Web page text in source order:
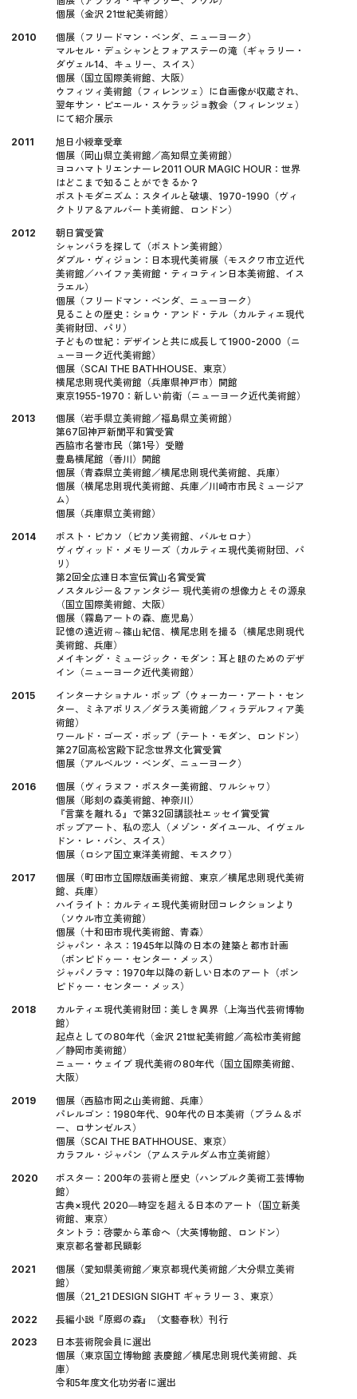
個展（金沢 21世紀美術館）
2010
個展（フリードマン・ベンダ、ニューヨーク）
マルセル・デュシャンとフォアステーの滝（ギャラリー・
ダヴェル14、キュリー、スイス）
個展（国立国際美術館、大阪）
ウフィツィ美術館（フィレンツェ）に自画像が収蔵され、
翌年サン・ピエール・スケラッジョ教会（フィレンツェ）
にて紹介展示
2011
旭日小綬章受章
個展（岡山県立美術館／高知県立美術館）
ヨコハマトリエンナーレ2011 OUR MAGIC HOUR：世界
はどこまで知ることができるか？
ポストモダニズム：スタイルと破壊、1970-1990（ヴィ
クトリア＆アルバート美術館、ロンドン）
2012
朝日賞受賞
シャンバラを探して（ボストン美術館）
ダブル・ヴィジョン：日本現代美術展（モスクワ市立近代
美術館／ハイファ美術館・ティコティン日本美術館、イス
ラエル）
個展（フリードマン・ベンダ、ニューヨーク）
見ることの歴史：ショウ・アンド・テル（カルティエ現代
美術財団、パリ）
子どもの世紀：デザインと共に成長して1900-2000（ニ
ューヨーク近代美術館）
個展（SCAI THE BATHHOUSE、東京）
横尾忠則現代美術館（兵庫県神戸市）開館
東京1955-1970：新しい前衛（ニューヨーク近代美術館）
2013
個展（岩手県立美術館／福島県立美術館）
第67回神戸新聞平和賞受賞
西脇市名誉市民（第1号）受贈
豊島横尾館（香川）開館
個展（青森県立美術館／横尾忠則現代美術館、兵庫）
個展（横尾忠則現代美術館、兵庫／川崎市市民ミュージア
ム）
個展（兵庫県立美術館）
2014
ポスト・ピカソ（ピカソ美術館、バルセロナ）
ヴィヴィッド・メモリーズ（カルティエ現代美術財団、パ
リ）
第2回全広連日本宣伝賞山名賞受賞
ノスタルジー＆ファンタジー 現代美術の想像力とその源泉
（国立国際美術館、大阪）
個展（霧島アートの森、鹿児島）
記憶の遠近術～篠山紀信、横尾忠則を撮る（横尾忠則現代
美術館、兵庫）
メイキング・ミュージック・モダン：耳と眼のためのデザ
イン（ニューヨーク近代美術館）
2015
インターナショナル・ポップ（ウォーカー・アート・セン
ター、ミネアポリス／ダラス美術館／フィラデルフィア美
術館）
ワールド・ゴーズ・ポップ（テート・モダン、ロンドン）
第27回高松宮殿下記念世界文化賞受賞
個展（アルベルツ・ベンダ、ニューヨーク）
2016
個展（ヴィラヌフ・ポスター美術館、ワルシャワ）
個展（彫刻の森美術館、神奈川）
『言葉を離れる』で第32回講談社エッセイ賞受賞
ポップアート、私の恋人（メゾン・ダイユール、イヴェル
ドン・レ・バン、スイス）
個展（ロシア国立東洋美術館、モスクワ）
2017
個展（町田市立国際版画美術館、東京／横尾忠則現代美術
館、兵庫）
ハイライト：カルティエ現代美術財団コレクションより
（ソウル市立美術館）
個展（十和田市現代美術館、青森）
ジャパン・ネス：1945年以降の日本の建築と都市計画
（ポンピドゥー・センター・メッス）
ジャパノラマ：1970年以降の新しい日本のアート（ポン
ピドゥー・センター・メッス）
2018
カルティエ現代美術財団：美しき異界（上海当代芸術博物
館）
起点としての80年代（金沢 21世紀美術館／高松市美術館
／静岡市美術館）
ニュー・ウェイブ 現代美術の80年代（国立国際美術館、
大阪）
2019
個展（西脇市岡之山美術館、兵庫）
パレルゴン：1980年代、90年代の日本美術（ブラム＆ポ
ー、ロサンゼルス）
個展（SCAI THE BATHHOUSE、東京）
カラフル・ジャパン（アムステルダム市立美術館）
2020
ポスター：200年の芸術と歴史（ハンブルク美術工芸博物
館）
古典×現代 2020―時空を超える日本のアート（国立新美
術館、東京）
タントラ：啓蒙から革命へ（大英博物館、ロンドン）
東京都名誉都民顕彰
2021
個展（愛知県美術館／東京都現代美術館／大分県立美術
館）
個展（21_21 DESIGN SIGHT ギャラリー３、東京）
2022
長編小説『原郷の森』（文藝春秋）刊行
2023
日本芸術院会員に選出
個展（東京国立博物館 表慶館／横尾忠則現代美術館、兵
庫）
令和5年度文化功労者に選出